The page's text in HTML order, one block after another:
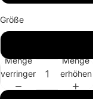
Größe
Menge
verringern
Menge
erhöhen